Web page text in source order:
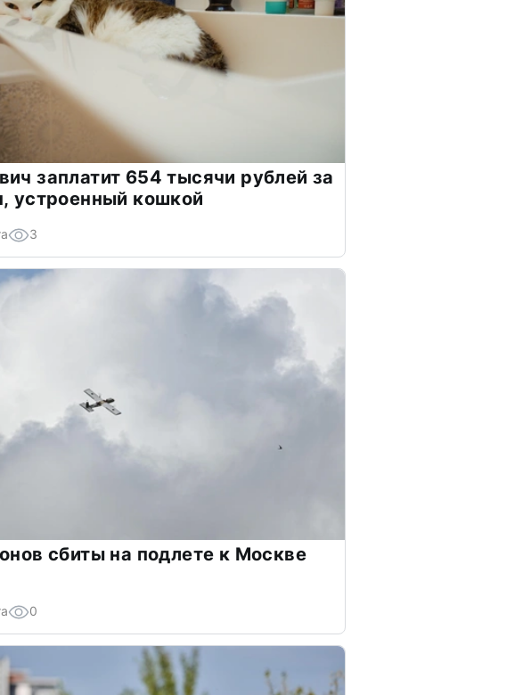
заплатит 654 тысячи рублей за
устроенный кошкой
3
сбиты на подлете к Москве
0